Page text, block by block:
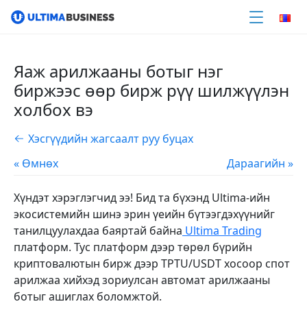
Яаж арилжааны ботыг нэг
биржээс өөр бирж рүү шилжүүлэн
холбох вэ
Хэсгүүдийн жагсаалт руу буцах
« Өмнөх
Дараагийн »
Хүндэт хэрэглэгчид ээ! Бид та бүхэнд Ultima-ийн
экосистемийн шинэ эрин үеийн бүтээгдэхүүнийг
танилцуулахдаа баяртай байна Ultima Trading
платформ. Тус платформ дээр төрөл бүрийн
криптовалютын бирж дээр TPTU/USDT хосоор спот
арилжаа хийхэд зориулсан автомат арилжааны
ботыг ашиглах боломжтой.